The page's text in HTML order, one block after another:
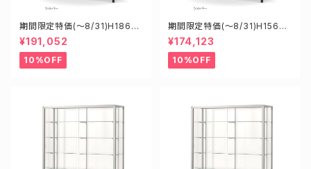
期間限定特価(～8/31)H1860
8S W1800D6000H1800mm
新型業務用ガラスケース ショー
ケース
¥191,052
10%OFF
期間限定特価(～8/31)H15608
S W1500D600H1800mm 新
型業務用ガラスケース ショーケ
ース
¥174,123
10%OFF